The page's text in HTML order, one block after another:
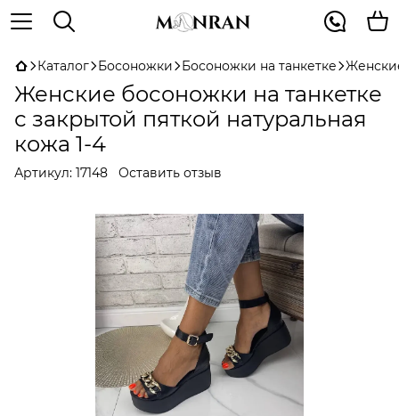
Каталог Босоножки Босоножки на танкетке
Женские босоножки на танкетке
с закрытой пяткой натуральная
кожа 1-4
Артикул: 17148 Оставить отзыв